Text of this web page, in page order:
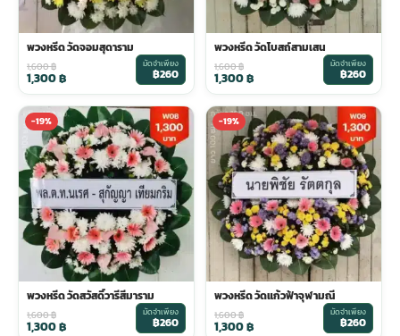
จัดดอกไม้งานศพ ราคา
ดอกไม้งานศพ ส่งฟรี
ดอกไม้งานศพ ออนไลน์
พวงดอกไม้งานศพ
tpdecorate ปูพื้น
พวงหรีด ปากคลองตลาด ราคา
พวงหรีด ส่งด่วน วันนี้
พวงหรีด วัดจอมสุดาราม
1,600฿
1,300฿
มัดจำเพียง
฿260
พวงหรีด วัดโบสถ์สามเสน
1,600฿
1,300฿
มัดจำเพียง
฿260
-19%
พวงหรีด วัดสวัสดิ์วารีสีมาราม
1,600฿
1,300฿
มัดจำเพียง
฿260
-19%
พวงหรีด วัดแก้วฟ้าจุฬามณี
1,600฿
1,300฿
มัดจำเพียง
฿260